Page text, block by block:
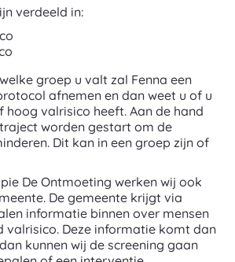
verdeeld in:
groep u valt zal Fenna een
afnemen en dan weet u of u
valrisico heeft. Aan de hand
worden gestart om de
Dit kan in een groep zijn of
De Ontmoeting werken wij ook
De gemeente krijgt via
informatie binnen over mensen
valrisico. Deze informatie komt dan
kunnen wij de screening gaan